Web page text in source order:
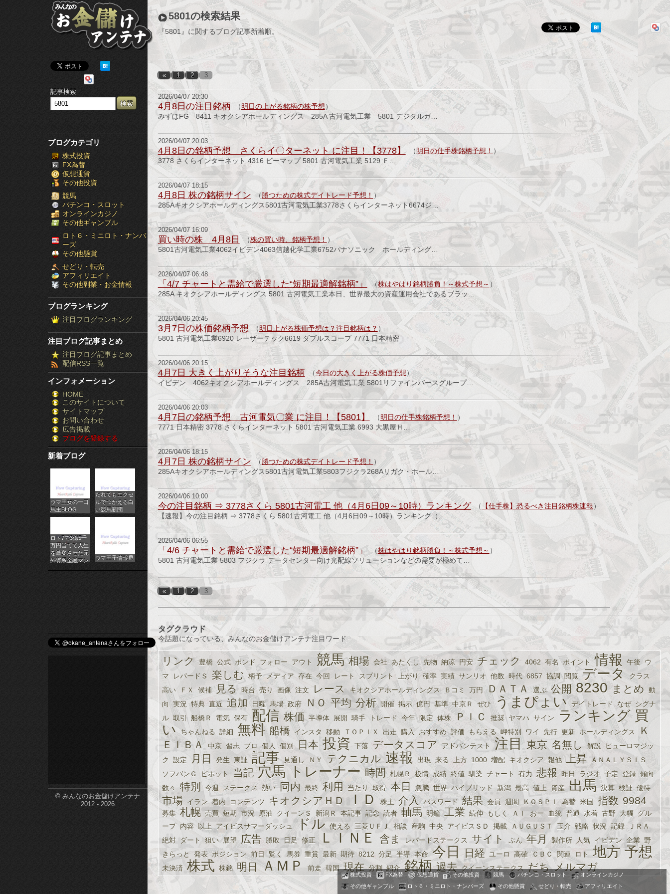
み
ん
な
の
お
金
儲
け
ア
ン
テ
ナ
［ブ
ロ
グ
ラ
ン
キ
グ］-
株
FX
競
馬
パ
チ
ス
ロ
オ
ン
ラ
イ
ン
カ
ジ
ノ
etc-
記事検索
ブログカテゴリ
株式投資
FX為替
仮想通貨
その他投資
競馬
パチンコ・スロット
オンラインカジノ
その他ギャンブル
ロト６・ミニロト・ナンバ
ーズ
その他懸賞
せどり・転売
アフィリエイト
その他副業・お金情報
ブログランキング
注目ブログランキング
注目ブログ記事まとめ
注目ブログ記事まとめ
配信RSS一覧
インフォメーション
HOME
このサイトについて
サイトマップ
お問い合わせ
広告掲載
ブログを登録する
新着ブログ
ウマ王女の一口
馬主BLOG
だれでもエクセ
ルでつかえる白
い競馬新聞
ロト7で3億5千
万円当てて人生
を激変させた元
外資系金融マン
ウマ王子情報局
© みんなのお金儲けアンテナ
2012 - 2026
5801の検索結果
『5801』に関するブログ記事新着順。
« 1 2 3
2026/04/07 20:30
4月8日の注目銘柄 （明日の上がる銘柄の株予想）
みずほFG 8411 キオクシアホールディングス 285A 古河電気工業 5801 デジタルガ…
2026/04/07 20:03
4月8日の銘柄予想 さくらイ〇ターネット に注目！【3778】 （明日の仕手株銘柄予想！ ）
3778 さくらインターネット 4316 ビーマップ 5801 古河電気工業 5129 Ｆ…
2026/04/07 18:15
4月8日 株の銘柄サイン （ 勝つための株式デイトレード予想！ ）
285Aキオクシアホールディングス5801古河電気工業3778さくらインターネット6674ジ…
2026/04/07 16:09
買い時の株 4月8日 （株の買い時、銘柄予想！ ）
5801古河電気工業4062イビデン4063信越化学工業6752パナソニック ホールディング…
2026/04/07 06:48
「4/7 チャートと需給で厳選した“短期最適解銘柄”」 （株はやはり銘柄勝負！～株式予想～）
285A キオクシアホールディングス 5801 古河電気工業本日、世界最大の資産運用会社であるブラッ…
2026/04/06 20:45
3月7日の株価銘柄予想 （明日上がる株価予想は？注目銘柄は？ ）
5801 古河電気工業6920 レーザーテック6619 ダブルスコープ 7771 日本精密
2026/04/06 20:15
4月7日 大きく上がりそうな注目銘柄 （今日の大きく上がる株価予想）
イビデン 4062キオクシアホールディングス 285A古河電気工業 5801リファインバースグループ…
2026/04/06 20:03
4月7日の銘柄予想 古河電気〇業 に注目！【5801】 （明日の仕手株銘柄予想！ ）
7771 日本精密 3778 さくらインターネット 5801 古河電気工業 6993 大黒屋Ｈ…
2026/04/06 18:15
4月7日 株の銘柄サイン （ 勝つための株式デイトレード予想！ ）
285Aキオクシアホールディングス5801古河電気工業5803フジクラ268Aリガク・ホール…
2026/04/06 10:00
今の注目銘柄 ⇒ 3778さくら 5801古河電工 他（4月6日09～10時）ランキング （ 【仕手株】恐るべき注目銘柄株速報）
【速報】今の注目銘柄 ⇒ 3778さくら 5801古河電工 他（4月6日09～10時）ランキング（…
2026/04/06 06:55
「4/6 チャートと需給で厳選した“短期最適解銘柄”」 （株はやはり銘柄勝負！～株式予想～ ）
5801 古河電気工業 5803 フジクラ データセンター向け光配線ソリューションなどの需要が極めて…
« 1 2 3
タグクラウド
今話題になっている、みんなのお金儲けアンテナ注目ワード
リンク 豊橋 公式 ポンド フォロー アウト 競馬 相場 会社 あたくし 先物 納涼 円安 チェック 4062 有名 ポイント 情報 午後
ウ
マ
レパードＳ 楽しむ 柄予 メディア 存在 今回 レート スプリント 上がり 確率 実績 サンリオ 他数 時代 6857 協調 閲覧 データ
クラス
高い
ＦＸ 候補 見る 時台 売り 画像 注文 レース キオクシアホールディングス Ｂコミ 万円 ＤＡＴＡ 選ぶ 公開 8230 まとめ
動
向
実況 特典 直近 追加 日曜 馬場 政府 ＮＯ 平均 分析 開催 掲示 億円 基準 中京Ｒ ぜひ うまぴょい デイトレード なぜ シグナ
ル 取引 船橋Ｒ 電気 保有 配信 株価 半導体 展開 騎手 トレード 今年 限定 体株 ＰＩＣ 推奨 ヤマハ サイン ランキング 買
い
ちゃんねる 詳細 無料 船橋 インスタ 移動 ＴＯＰＩＸ 出走 購入 おすすめ 評価 もらえる 岬特別 ワイ 先行 更新 ホールディングス
Ｋ
ＥＩＢＡ 中京 習志 ブロ 個人 個別 日本 投資 下落 データスコア アドバンテスト 注目 東京 名無し 解説
ピューロマジッ
ク
設定 月日 発生 東証 記事 見通し ＮＹ テクニカル 速報 出現 来る 上方 1000 増配 キオクシア 報他 上昇
ＡＮＡＬＹＳＩＳ
ソフバンＧ
ピポット 当記 穴馬 トレーナー 時間 札幌Ｒ 板情 成績 終値 馴染 チャート 有力 悲報 昨日 ラジオ 予定 登録 傾向
数々
特別 今週 ステークス 熱い 同内 最終 利用 当たり 取得 本日 急騰 世界 ハイブリッド 新潟 最高 値上 資産 出馬 決算 検証 優待
市場 イラン 着内 コンテンツ キオクシアＨＤ ＩＤ 株主 介入 パスワード 結果 会員 週間 ＫＯＳＰＩ 為替 米国 指数 9984
募集 札幌 売買 短期 市況 原油 クイーンＳ 新潟Ｒ 本記事 記念 読者 軸馬 明鐘 工業 続伸 もしく ＡＩ おー 血統 普通 水着 古野 大幅 グル
ープ 内容 以上 アイビスサマーダッシュ ドル 使える 三菱ＵＦＪ 相談 産駒 中央 アイビスＳＤ 掲載 ＡＵＧＵＳＴ 玉介 戦略 状況 記録
ＪＲＡ
絶対
ダート 狙い 展望 広告 勝敗 日足 修正 ＬＩＮＥ 含ま レパードステークス サイト ぷん 年月 製作所 人気 イビデン 企業 野
きらっと
発表 ポジション 前日 覧く 馬券 重賞 最新 期待 8212 分足 半導 本命 今日 日経 ユーロ 高確 ＣＢＣ 関連 ロト 地方 予想
未決済 株式 株銘 明日 ＡＭＰ 前走 韓国 現在 分割 紹介 銘柄 過去 クイーンステークス だち メルマガ
株式投資 FX為替 仮想通貨 その他投資 競馬 パチンコ・スロット
オンラインカジノ
その他ギャンブル
ロト６・ミニロト・ナンバーズ その他懸賞 せどり・転売 アフィリエイト